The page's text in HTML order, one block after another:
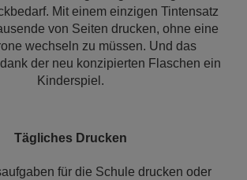
Mit einem einzigen Tintensatz
von Seiten drucken, ohne eine
wechseln zu müssen. Und das
der neu konzipierten Flaschen ein
Kinderspiel.
Tägliches Drucken
für die Schule drucken oder